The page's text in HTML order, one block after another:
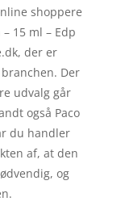
shoppere
15 ml – Edp
der er
Der
udvalg går
også Paco
du handler
af, at den
og